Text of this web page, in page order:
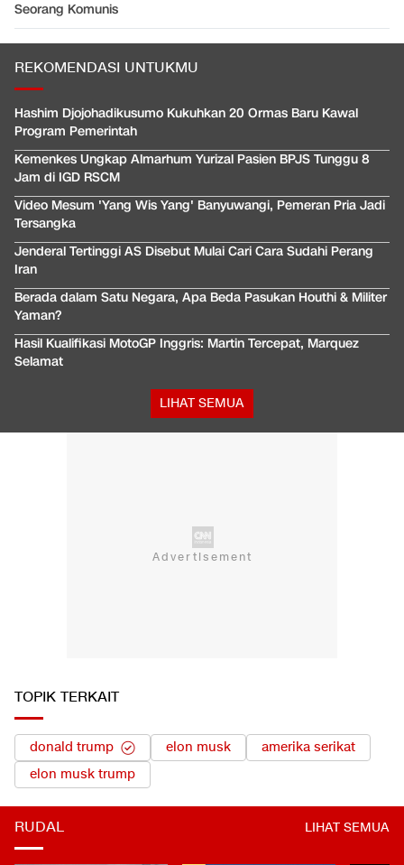
Seorang Komunis
REKOMENDASI UNTUKMU
Hashim Djojohadikusumo Kukuhkan 20 Ormas Baru Kawal
Program Pemerintah
Kemenkes Ungkap Almarhum Yurizal Pasien BPJS Tunggu 8
Jam di IGD RSCM
Video Mesum 'Yang Wis Yang' Banyuwangi, Pemeran Pria Jadi
Tersangka
Jenderal Tertinggi AS Disebut Mulai Cari Cara Sudahi Perang
Iran
Berada dalam Satu Negara, Apa Beda Pasukan Houthi & Militer
Yaman?
Hasil Kualifikasi MotoGP Inggris: Martin Tercepat, Marquez
Selamat
LIHAT SEMUA
TOPIK TERKAIT
donald trump elon musk
amerika serikat
elon musk trump
RUDAL LIHAT SEMUA